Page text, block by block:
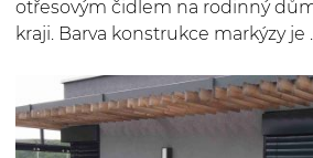
otřesovým čidlem na rodinný
kraji. Barva konstrukce markýzy je